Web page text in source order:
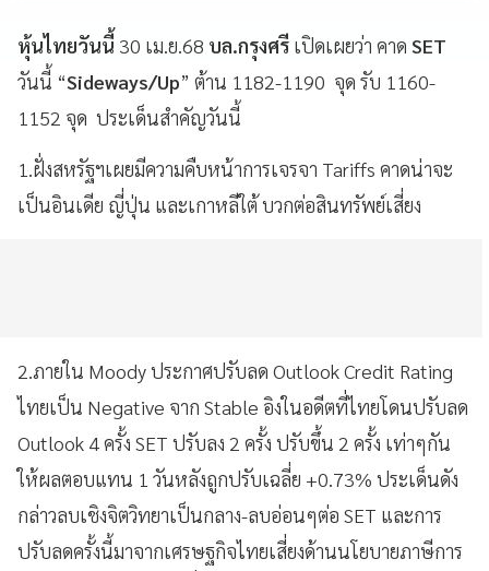
หุ้นไทยวันนี้ 30 เม.ย.68 บล.กรุงศรี เปิดเผยว่า คาด SET
วันนี้ “Sideways/Up” ต้าน 1182-1190 จุด รับ 1160-
1152 จุด ประเด็นสำคัญวันนี้
1.ฝั่งสหรัฐฯเผยมีความคืบหน้าการเจรจา Tariffs คาดน่าจะ
เป็นอินเดีย ญี่ปุ่น และเกาหลีใต้ บวกต่อสินทรัพย์เสี่ยง
2.ภายใน Moody ประกาศปรับลด Outlook Credit Rating
ไทยเป็น Negative จาก Stable อิงในอดีตที่ไทยโดนปรับลด
Outlook 4 ครั้ง SET ปรับลง 2 ครั้ง ปรับขึ้น 2 ครั้ง เท่าๆกัน
ให้ผลตอบแทน 1 วันหลังถูกปรับเฉลี่ย +0.73% ประเด็นดัง
กล่าวลบเชิงจิตวิทยาเป็นกลาง-ลบอ่อนๆต่อ SET และการ
ปรับลดครั้งนี้มาจากเศรษฐกิจไทยเสี่ยงด้านนโยบายภาษีการ